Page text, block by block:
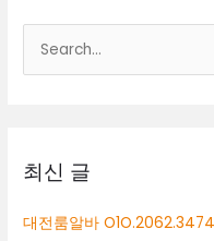
색
최신 글
대전룸알바